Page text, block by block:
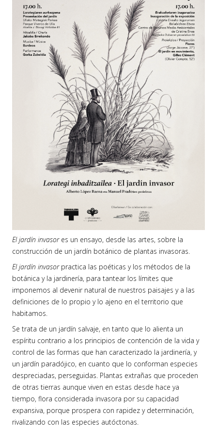
El jardín invasores un ensayo, desde las artes, sobre la
construcción de un jardín botánico de plantas invasoras.
El jardín invasor practica las poéticas y los métodos de la
botánica y la jardinería, para tantear los límites que
imponemos al devenir natural de nuestros paisajes y a las
definiciones de lo propio y lo ajeno en el territorio que
habitamos.
Se trata de un jardín salvaje, en tanto que lo alienta un
espíritu contrario a los principios de contención de la vida y
control de las formas que han caracterizado la jardinería, y
un jardín paradójico, en cuanto que lo conforman especies
despreciadas, perseguidas. Plantas extrañas que proceden
de otras tierras aunque viven en estas desde hace ya
tiempo, flora considerada invasora por su capacidad
expansiva, porque prospera con rapidez y determinación,
rivalizando con las especies autóctonas.